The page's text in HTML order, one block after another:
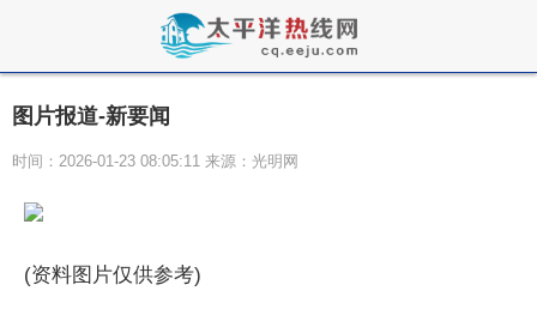
图片报道-新要闻
时间：2026-01-23 08:05:11 来源：光明网
(资料图片仅供参考)